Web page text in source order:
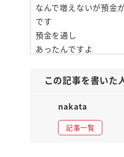
なんで増えないが預金
です
預金を通し
あったんですよ
ゆうちょの定期余計ゆ
こういう状態ですねは
これどうなるか100万
なるんです
この記事を書いた
nakata
記事一覧